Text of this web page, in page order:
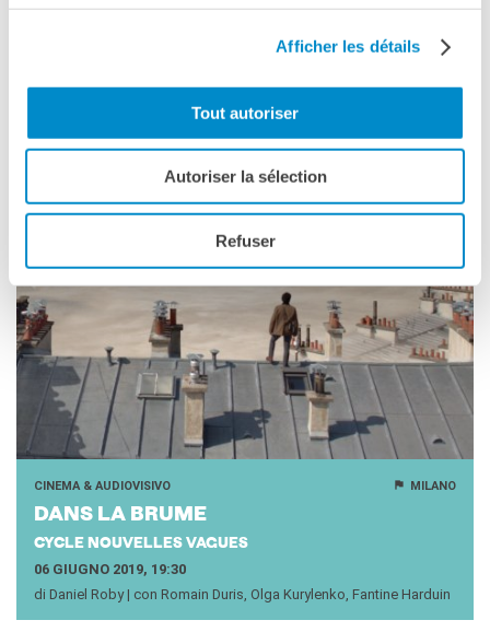
Afficher les détails
Tout autoriser
Autoriser la sélection
Refuser
CINEMA & AUDIOVISIVO MILANO
DANS LA BRUME
CYCLE NOUVELLES VAGUES
06 GIUGNO 2019, 19:30
di Daniel Roby | con Romain Duris, Olga Kurylenko, Fantine Harduin